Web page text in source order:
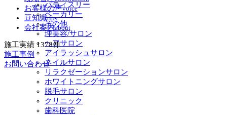
お客様の声voice
豆知識tips
会社案内about
施工実績 1378件
施工事例
お問い合わせ
パティスリー
ベーカリー
その他
理美容/サロン
ヘアサロン
アイラッシュサロン
ネイルサロン
リラクゼーションサロン
ホワイトニングサロン
脱毛サロン
クリニック
歯科医院